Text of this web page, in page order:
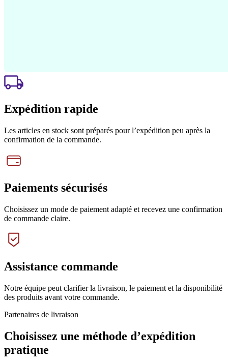
Expédition rapide
Les articles en stock sont préparés pour l’expédition peu après la
confirmation de la commande.
Paiements sécurisés
Choisissez un mode de paiement adapté et recevez une confirmation
de commande claire.
Assistance commande
Notre équipe peut clarifier la livraison, le paiement et la disponibilité
des produits avant votre commande.
Partenaires de livraison
Choisissez une méthode d’expédition
pratique